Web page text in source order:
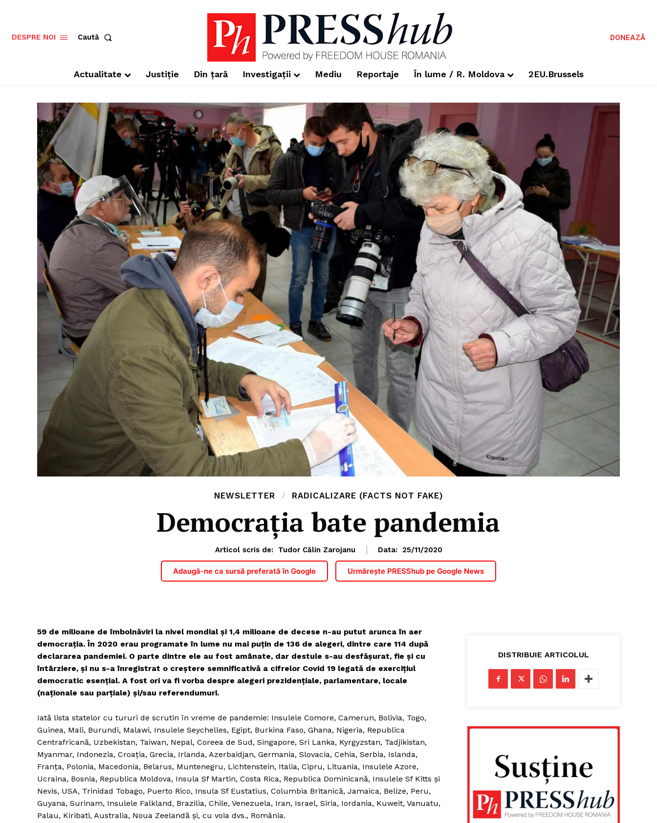
DESPRE NOI Caută DONEAZĂ
Actualitate Justiție Din țară Investigații Mediu Reportaje În lume / R. Moldova 2EU.Brussels
NEWSLETTER RADICALIZARE (FACTS NOT FAKE)
Democrația bate pandemia
Articol scris de: Tudor Călin Zarojanu Data: 25/11/2020
Adaugă-ne ca sursă preferată în Google Urmărește PRESShub pe Google News
59 de milioane de îmbolnăviri la nivel mondial și 1,4 milioane de decese n-au putut arunca în aer
democrația. În 2020 erau programate în lume nu mai puțin de 136 de alegeri, dintre care 114 după
declararea pandemiei. O parte dintre ele au fost amânate, dar destule s-au desfășurat, fie și cu
întârziere, și nu s-a înregistrat o creștere semnificativă a cifrelor Covid 19 legată de exercițiul
democratic esențial. A fost ori va fi vorba despre alegeri prezidențiale, parlamentare, locale
(naționale sau parțiale) și/sau referendumuri.
Iată lista statelor cu tururi de scrutin în vreme de pandemie: Insulele Comore, Camerun, Bolivia, Togo,
Guinea, Mali, Burundi, Malawi, Insulele Seychelles, Egipt, Burkina Faso, Ghana, Nigeria, Republica
Centrafricană, Uzbekistan, Taiwan, Nepal, Coreea de Sud, Singapore, Sri Lanka, Kyrgyzstan, Tadjikistan,
Myanmar, Indonezia, Croația, Grecia, Irlanda, Azerbaidjan, Germania, Slovacia, Cehia, Serbia, Islanda,
Franța, Polonia, Macedonia, Belarus, Muntenegru, Lichtenstein, Italia, Cipru, Lituania, Insulele Azore,
Ucraina, Bosnia, Republica Moldova, Insula Sf Martin, Costa Rica, Republica Dominicană, Insulele Sf Kitts și
Nevis, USA, Trinidad Tobago, Puerto Rico, Insula Sf Eustatius, Columbia Britanică, Jamaica, Belize, Peru,
Guyana, Surinam, Insulele Falkland, Brazilia, Chile, Venezuela, Iran, Israel, Siria, Iordania, Kuweit, Vanuatu,
Palau, Kiribati, Australia, Noua Zeelandă și, cu voia dvs., România.
DISTRIBUIE ARTICOLUL